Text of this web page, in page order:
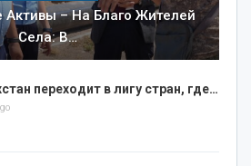
– На Благо Жителей
Села: В…
переходит в лигу стран, где…